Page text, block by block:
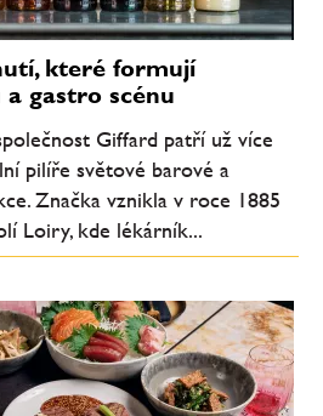
které formují
gastro scénu
Giffard patří už více
pilíře světové barové a
Značka vznikla v roce 1885
Loiry, kde lékárník...